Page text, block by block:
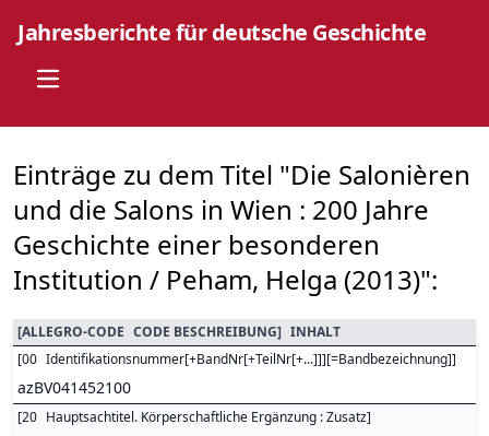
Jahresberichte für deutsche Geschichte
Open main menu
Einträge zu dem Titel "Die Salonièren
und die Salons in Wien : 200 Jahre
Geschichte einer besonderen
Institution / Peham, Helga (2013)":
[ALLEGRO-CODE CODE BESCHREIBUNG] INHALT
[00 Identifikationsnummer[+BandNr[+TeilNr[+...]]][=Bandbezeichnung]]
azBV041452100
[20 Hauptsachtitel. Körperschaftliche Ergänzung : Zusatz]